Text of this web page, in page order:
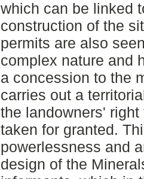
which can be linked
construction of the
permits are also
complex nature and
a concession to the
carries out a
the landowners'
taken for granted.
powerlessness and
design of the